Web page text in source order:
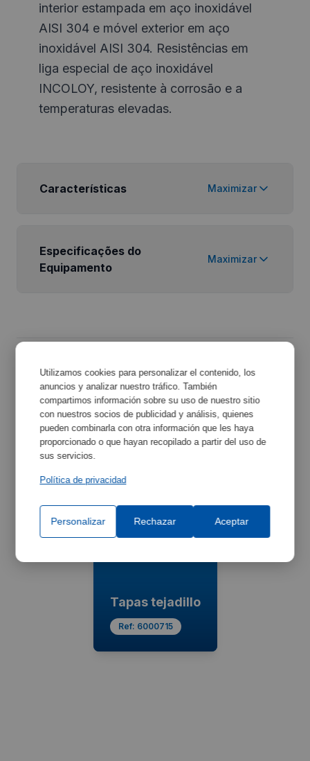
interior estampada em aço inoxidável
AISI 304 e móvel exterior em aço
inoxidável AISI 304. Resistências em
liga especial de aço inoxidável
INCOLOY, resistente à corrosão e a
temperaturas elevadas.
Características Maximizar
Especificações do
Equipamento
Maximizar
Acessórios Relacionados
Descubra os acessórios que podem complementar
o seu equipamento e melhorar a sua funcionalidade.
Tapas tejadillo
Ref: 6000715
Utilizamos cookies para personalizar el contenido, los
anuncios y analizar nuestro tráfico. También
compartimos información sobre su uso de nuestro sitio
con nuestros socios de publicidad y análisis, quienes
pueden combinarla con otra información que les haya
proporcionado o que hayan recopilado a partir del uso de
sus servicios.
Política de privacidad
Personalizar Rechazar Aceptar